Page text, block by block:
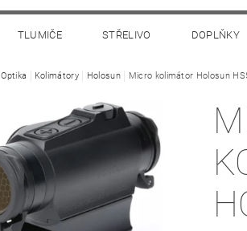
TLUMIČE STŘELIVO DOPLŇKY
Optika Kolimátory Holosun Micro kolimátor Holosun